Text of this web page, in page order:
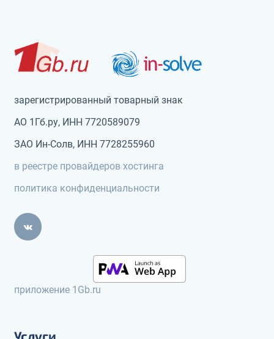
зарегистрированный товарный знак
АО 1Гб.ру, ИНН 7720589079
ЗАО Ин-Солв, ИНН 7728255960
в реестре провайдеров хостинга
политика конфиденциальности
приложение 1Gb.ru
Услуги